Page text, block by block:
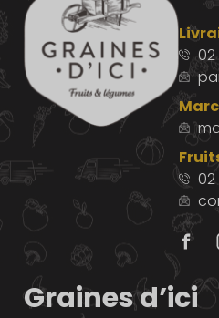
02
02
Graines d’ici